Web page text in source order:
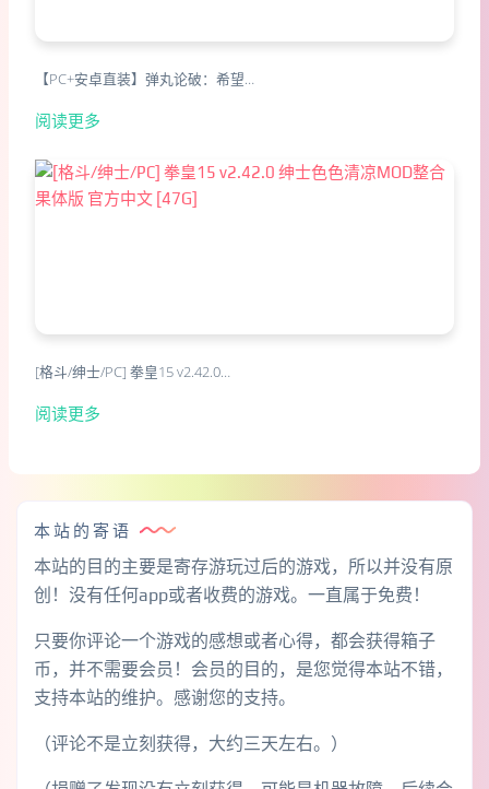
【PC+安卓直装】弹丸论破：希望…
阅读更多
[格斗/绅士/PC] 拳皇15 v2.42.0…
阅读更多
本站的寄语
本站的目的主要是寄存游玩过后的游戏，所以并没有原
创！没有任何app或者收费的游戏。一直属于免费！
只要你评论一个游戏的感想或者心得，都会获得箱子
币，并不需要会员！会员的目的，是您觉得本站不错，
支持本站的维护。感谢您的支持。
（评论不是立刻获得，大约三天左右。）